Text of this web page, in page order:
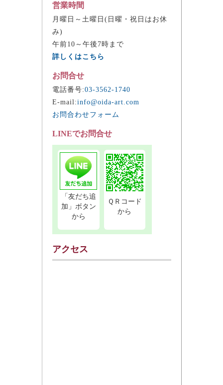
営業時間
月曜日～土曜日(日曜・祝日はお休
み)
午前10～午後7時まで
詳しくはこちら
お問合せ
電話番号:03-3562-1740
E-mail:info@oida-art.com
お問合わせフォーム
LINEでお問合せ
「友だち追
加」ボタン
から
ＱＲコード
から
アクセス